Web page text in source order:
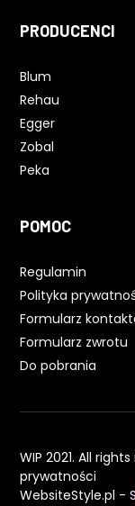
PRODUCENCI
Blum
Rehau
Egger
Zobal
Peka
POMOC
Regulamin
Polityka
Formularz
Formularz zwrotu
Do pobrania
WIP 2021. All
prywatności
WebsiteStyle.pl -